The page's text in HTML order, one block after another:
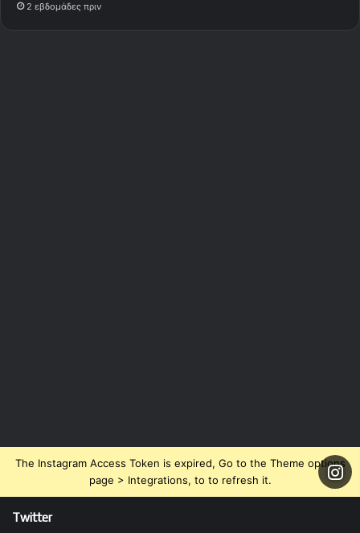
2 εβδομάδες πριν
The Instagram Access Token is expired, Go to the Theme options
page > Integrations, to to refresh it.
Twitter